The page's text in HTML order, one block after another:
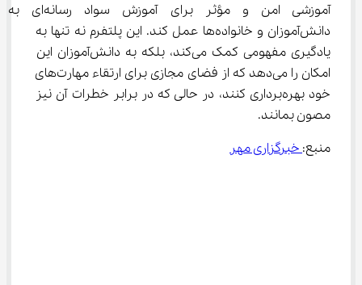
آموزشی امن و مؤثر برای آموزش سواد رسانه‌ای به
دانش‌آموزان و خانواده‌ها عمل کند. این پلتفرم نه تنها به
یادگیری مفهومی کمک می‌کند، بلکه به دانش‌آموزان این
امکان را می‌دهد که از فضای مجازی برای ارتقاء مهارت‌های
خود بهره‌برداری کنند، در حالی که در برابر خطرات آن نیز
مصون بمانند.
منبع: خبرگزاری مهر